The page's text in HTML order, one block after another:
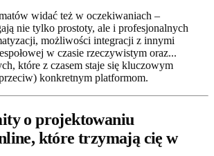
widać też w oczekiwaniach –
nie tylko prostoty, ale i profesjonalnych
możliwości integracji z innymi
w czasie rzeczywistym oraz...
które z czasem staje się kluczowym
konkretnym platformom.
o projektowaniu
które trzymają cię w